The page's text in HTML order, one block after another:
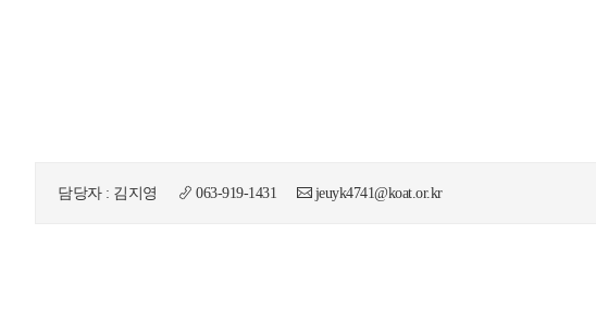
담당자 : 김지영 063-919-1431 jeuyk4741@koat.or.kr